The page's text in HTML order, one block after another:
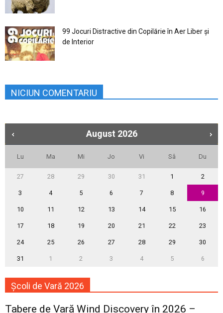
99 Jocuri Distractive din Copilărie în Aer Liber şi
de Interior
NICIUN COMENTARIU
August 2026
Lu Ma Mi Jo Vi Sâ Du
27 28 29 30 31 1 2
3 4 5 6 7 8 9
10 11 12 13 14 15 16
17 18 19 20 21 22 23
24 25 26 27 28 29 30
31 1 2 3 4 5 6
Școli de Vară 2026
Tabere de Vară Wind Discovery în 2026 –